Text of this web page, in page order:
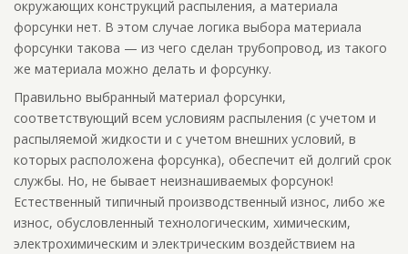
окружающих конструкций распыления, а материала
форсунки нет. В этом случае логика выбора материала
форсунки такова — из чего сделан трубопровод, из такого
же материала можно делать и форсунку.
Правильно выбранный материал форсунки,
соответствующий всем условиям распыления (с учетом и
распыляемой жидкости и с учетом внешних условий, в
которых расположена форсунка), обеспечит ей долгий срок
службы. Но, не бывает неизнашиваемых форсунок!
Естественный типичный производственный износ, либо же
износ, обусловленный технологическим, химическим,
электрохимическим и электрическим воздействием на